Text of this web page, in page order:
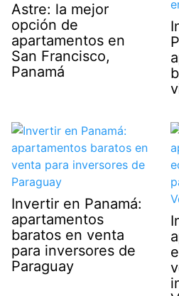
Astre: la mejor
opción de
apartamentos en
San Francisco,
Panamá
Invertir en Panamá:
apartamentos
baratos en venta
para inversores de
Paraguay